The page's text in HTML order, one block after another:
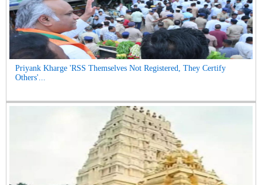
Priyank Kharge 'RSS Themselves Not Registered, They Certify
Others'...